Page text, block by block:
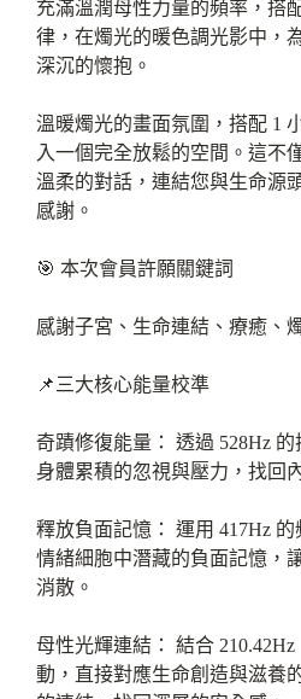
充滿溫潤母性力量的頻率，搭
律，在燭光的暖色調光影中，
深沉的懷抱。
溫暖燭光的畫面氛圍，搭配 1
入一個完全放鬆的空間。這不
溫柔的對話，連結您與生命源
感謝。
🎯 本次會員許願關鍵詞
感謝子宮、生命連結、療癒、
📌三大核心能量校準
奇蹟修復能量： 透過 528Hz
身體累積的忽視與壓力，找回
釋放負面記憶： 運用 417Hz
情緒細胞中潛藏的負面記憶，
消散。
母性光輝連結： 結合
動，直接對應生命創造與滋養